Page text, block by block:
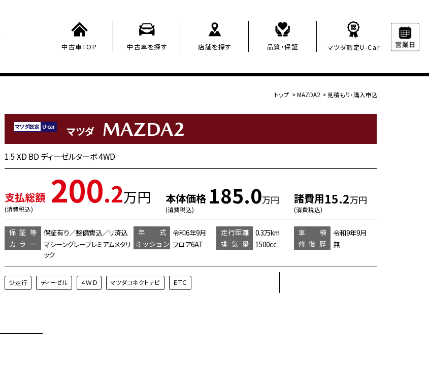
中古車TOP 中古車を探す 店舗を探す 品質・保証 マツダ認定U-Car
トップ >MAZDA2 > 見積もり・購入申込
マツダ MAZDA2
1.5 XD BD ディーゼルターボ 4WD
支払総額
(消費税込) 200.2万円 本体価格
(消費税込)
185.0万円 諸費用
(消費税込)
15.2万円
保証等 保証有り／整備費込／リ済込 年 式 令和6年9月 走行距離 0.3万km 車 検
令和9年9月
カラー
マシーングレープレミアムメタリ
ック
ミッション フロア6AT 排気量 1500cc 修復歴 無
少走行 ディーゼル ４ＷＤ マツダコネクトナビ ＥＴＣ